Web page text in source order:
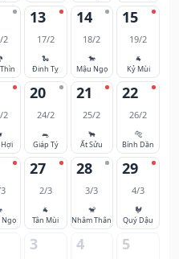
2
13
17/2
🐍
Đinh Tỵ
14
18/2
🐎
Mậu Ngọ
15
19/2
🐐
Kỷ Mùi
2
20
24/2
🐀
Giáp Tý
21
25/2
🐂
Ất Sửu
22
26/2
🐅
Bính Dần
Ngọ
27
2/3
🐐
Tân Mùi
28
3/3
🐒
Nhâm Thân
29
4/3
🐓
Quý Dậu
3 4 5